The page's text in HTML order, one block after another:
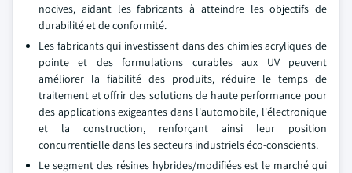
nocives, aidant les fabricants à atteindre les objectifs de
durabilité et de conformité.
Les fabricants qui investissent dans des chimies acryliques de
pointe et des formulations curables aux UV peuvent
améliorer la fiabilité des produits, réduire le temps de
traitement et offrir des solutions de haute performance pour
des applications exigeantes dans l'automobile, l'électronique
et la construction, renforçant ainsi leur position
concurrentielle dans les secteurs industriels éco-conscients.
Le segment des résines hybrides/modifiées est le marché qui